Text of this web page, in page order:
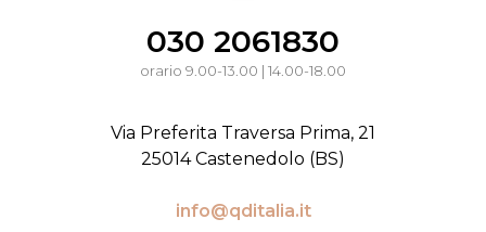
030 2061830
orario 9.00-13.00 | 14.00-18.00
Via Preferita Traversa Prima, 21
25014 Castenedolo (BS)
info@qditalia.it